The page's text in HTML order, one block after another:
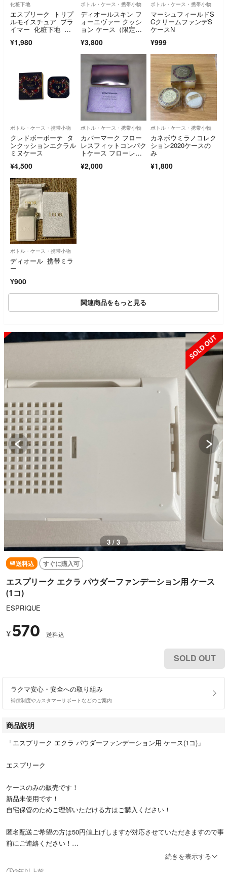
化粧下地
エスプリーク トリプ
ルモイスチュア プラ
イマー 化粧下地 コ
¥1,980
ボトル・ケース・携帯小物
ディオールスキン フ
ォーエヴァー クッシ
ョン ケース（限定
¥3,800
ボトル・ケース・携帯小物
マーシュフィールドS
CクリームファンデS
ケースN
¥999
ボトル・ケース・携帯小物
クレドボーボーテ タ
ンクッションエクラル
ミヌケース
¥4,500
ボトル・ケース・携帯小物
カバーマーク フロー
レスフィットコンパク
トケース フローレス
¥2,000
ボトル・ケース・携帯小物
カネボウミラノコレク
ション2020ケースの
み
¥1,800
ボトル・ケース・携帯小物
ディオール 携帯ミラ
ー
¥900
関連商品をもっと見る
SOLD OUT
3 / 3
送料込 すぐに購入可
エスプリーク エクラ パウダーファンデーション用 ケース
(1コ)
ESPRIQUE
¥ 570 送料込
SOLD OUT
ラクマ安心・安全への取り組み
補償制度やカスタマーサポートなどのご案内
商品説明
「エスプリーク エクラ パウダーファンデーション用 ケース(1コ)」
エスプリーク
ケースのみの販売です！
新品未使用です！
自宅保管のためご理解いただける方はご購入ください！
匿名配送ご希望の方は50円値上げしますが対応させていただきますので事
前にご連絡ください！
続きを表示する